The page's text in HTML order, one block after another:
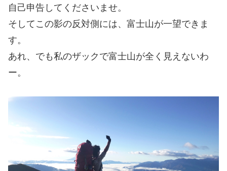
自己申告してくださいませ。
そしてこの影の反対側には、富士山が一望できま
す。
あれ、でも私のザックで富士山が全く見えないわ
ー。